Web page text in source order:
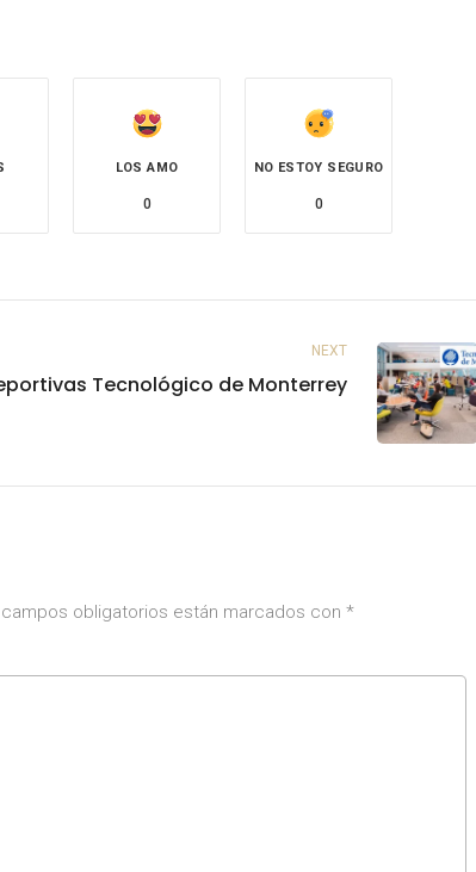
LOS AMO
0
NO ESTOY SEGURO
0
NEXT
Tecnológico de Monterrey
obligatorios están marcados con *